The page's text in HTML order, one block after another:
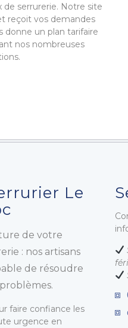
de serrurerie. Notre site
reçoit vos demandes
donne un plan tarifaire
nos nombreuses
Le
de votre
: nos artisans
de résoudre
faire confiance les
urgence en